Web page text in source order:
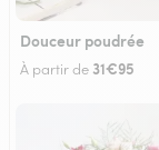
Douceur poudrée
À partir de 31€95